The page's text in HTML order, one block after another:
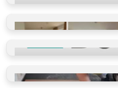
Ověřeno spokojenými zákazníky
Příběhy našich klientů
Více než schody a vinyl